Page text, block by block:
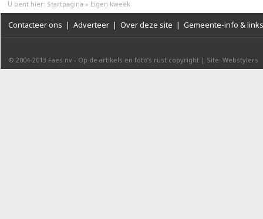
U bent hier: Startpagina » Eigen kweek
Contacteer ons | Adverteer | Over deze site | Gemeente-info & links
© 2004-2013 Faes nv - Op de artikels en foto’s rust copyright | Site: Webstylers